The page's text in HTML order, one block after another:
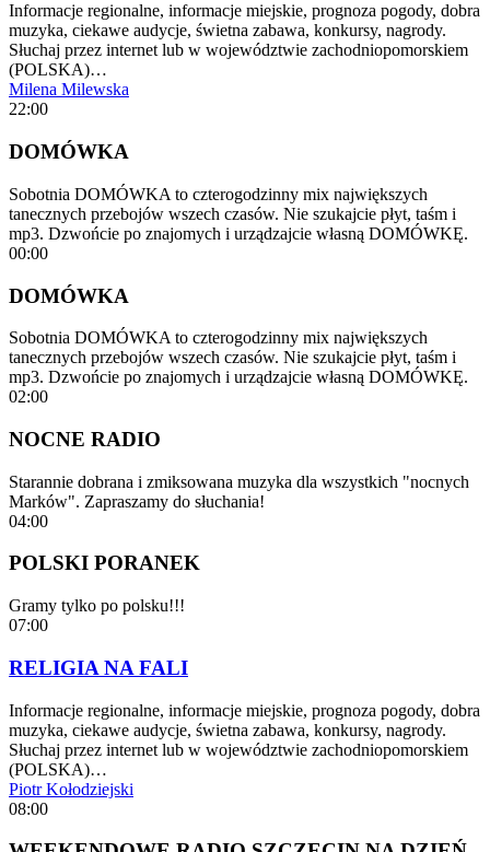
Informacje regionalne, informacje miejskie, prognoza pogody, dobra
muzyka, ciekawe audycje, świetna zabawa, konkursy, nagrody.
Słuchaj przez internet lub w województwie zachodniopomorskiem
(POLSKA)…
Milena Milewska
22:00
DOMÓWKA
Sobotnia DOMÓWKA to czterogodzinny mix największych
tanecznych przebojów wszech czasów. Nie szukajcie płyt, taśm i
mp3. Dzwońcie po znajomych i urządzajcie własną DOMÓWKĘ.
00:00
DOMÓWKA
Sobotnia DOMÓWKA to czterogodzinny mix największych
tanecznych przebojów wszech czasów. Nie szukajcie płyt, taśm i
mp3. Dzwońcie po znajomych i urządzajcie własną DOMÓWKĘ.
02:00
NOCNE RADIO
Starannie dobrana i zmiksowana muzyka dla wszystkich "nocnych
Marków". Zapraszamy do słuchania!
04:00
POLSKI PORANEK
Gramy tylko po polsku!!!
07:00
RELIGIA NA FALI
Informacje regionalne, informacje miejskie, prognoza pogody, dobra
muzyka, ciekawe audycje, świetna zabawa, konkursy, nagrody.
Słuchaj przez internet lub w województwie zachodniopomorskiem
(POLSKA)…
Piotr Kołodziejski
08:00